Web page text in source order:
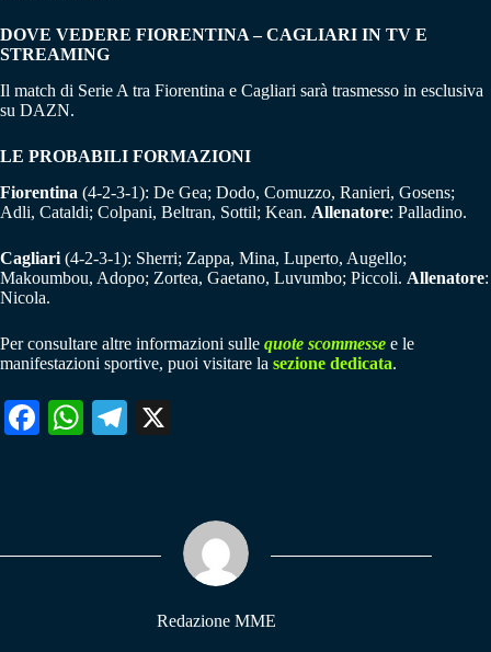
DOVE VEDERE FIORENTINA – CAGLIARI IN TV E
STREAMING
Il match di Serie A tra Fiorentina e Cagliari sarà trasmesso in esclusiva
su DAZN.
LE PROBABILI FORMAZIONI
Fiorentina (4-2-3-1): De Gea; Dodo, Comuzzo, Ranieri, Gosens;
Adli, Cataldi; Colpani, Beltran, Sottil; Kean. Allenatore: Palladino.
Cagliari (4-2-3-1): Sherri; Zappa, Mina, Luperto, Augello;
Makoumbou, Adopo; Zortea, Gaetano, Luvumbo; Piccoli. Allenatore:
Nicola.
Per consultare altre informazioni sulle quote scommesse e le
manifestazioni sportive, puoi visitare la sezione dedicata.
Fa W
pp
Te
m
Redazione MME